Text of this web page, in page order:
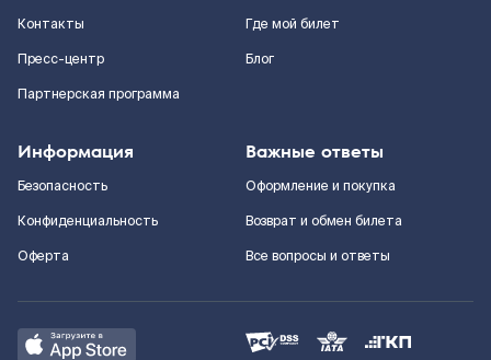
Контакты
Пресс-центр
Партнерская программа
Где мой билет
Блог
Информация
Безопасность
Конфиденциальность
Оферта
Важные ответы
Оформление и покупка
Возврат и обмен билета
Все вопросы и ответы